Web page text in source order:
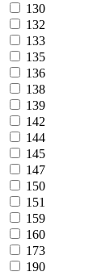
130
132
133
135
136
138
139
142
144
145
147
150
151
159
160
173
190